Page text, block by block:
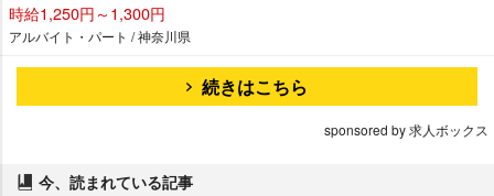
時給1,250円～1,300円
アルバイト・パート / 神奈川県
続きはこちら
sponsored by 求人ボックス
今、読まれている記事